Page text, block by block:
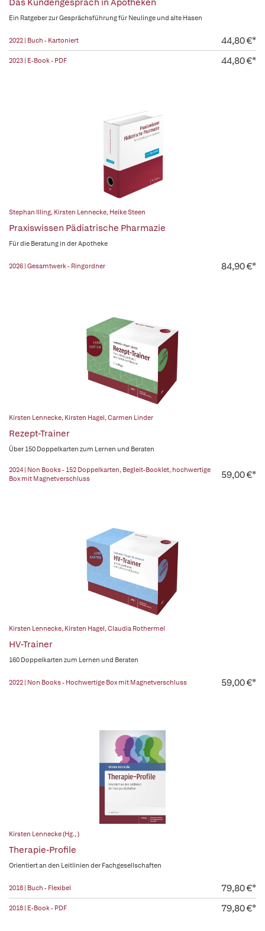
Das Kundengespräch in Apotheken
Ein Ratgeber zur Gesprächsführung für Neulinge und alte Hasen
2022 | Buch - Kartoniert 44,80 €*
2023 | E-Book - PDF 44,80 €*
Stephan Illing, Kirsten Lennecke, Heike Steen
Praxiswissen Pädiatrische Pharmazie
Für die Beratung in der Apotheke
2026 | Gesamtwerk - Ringordner 84,90 €*
Kirsten Lennecke, Kirsten Hagel,Carmen Linder
Rezept-Trainer
Über 150 Doppelkarten zum Lernen und Beraten
2024 | Non Books - 152 Doppelkarten, Begleit-Booklet, hochwertige
Box mit Magnetverschluss
59,00 €*
Kirsten Lennecke, Kirsten Hagel,Claudia Rothermel
HV-Trainer
160 Doppelkarten zum Lernen und Beraten
2022 | Non Books - Hochwertige Box mit Magnetverschluss 59,00 €*
Kirsten Lennecke (Hg., )
Therapie-Profile
Orientiert an den Leitlinien der Fachgesellschaften
2018 | Buch - Flexibel 79,80 €*
2018 | E-Book - PDF 79,80 €*